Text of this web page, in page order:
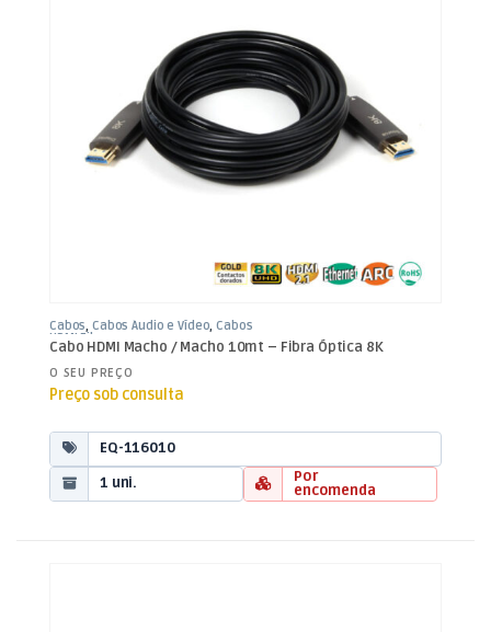
Cabos,Cabos Áudio e Vídeo,Cabos
HDMI Fibra
Cabo HDMI Macho / Macho 10mt – Fibra Óptica 8K
O SEU PREÇO
Preço sob consulta
EQ-116010
1 uni.
Por
encomenda